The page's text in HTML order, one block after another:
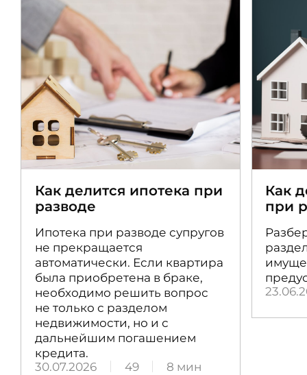
Как делится ипотека при
разводе
Ипотека при разводе супругов
не прекращается
автоматически. Если квартира
была приобретена в браке,
необходимо решить вопрос
не только с разделом
недвижимости, но и с
дальнейшим погашением
кредита.
30.07.2026
49 8 мин
Как
при